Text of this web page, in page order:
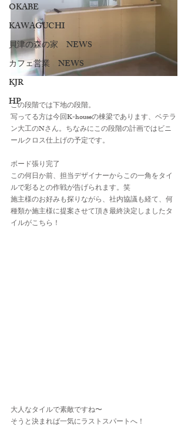
OKABE
KAWAGUCHI
貝津の森の家 NEWS
カフェ営業 NEWS
KJR
HP
この段階では下地の段階。
写ってる方は今回K-houseの棟梁であります、ベテラ
ン大工のNさん。ちなみにこの段階の計画ではビニ
ールクロス仕上げの予定です。
ボード張り完了
この何日か前、担当デザイナーからこの一角をタイ
ルで彩るとの作戦が告げられます。笑
施主様のお好みも探りながら、社内協議も経て、何
種類か施主様に提案させて頂き最終決定しましたタ
イルがこちら！
大人なタイルで素敵ですね〜
そうと決まれば一気にラストスパートへ！